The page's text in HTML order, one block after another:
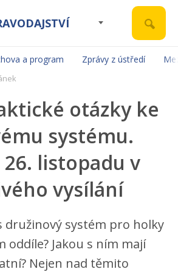
a program Zprávy z ústředí
otázky ke
systému.
listopadu v
vysílání
družinový systém pro holky
oddíle? Jakou s ním mají
Nejen nad těmito